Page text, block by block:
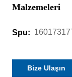
Malzemeleri
Spu:
Bize Ulaşın